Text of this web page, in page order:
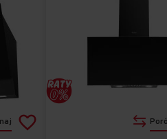
Dodaj